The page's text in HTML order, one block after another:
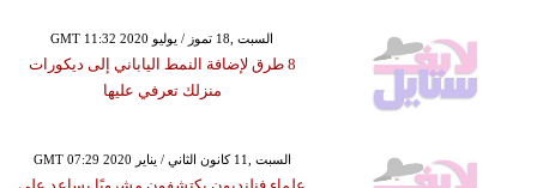
GMT 11:32 2020 السبت ,18 تموز / يوليو
8 طرق لإضافة النمط الياباني إلى ديكورات
منزلك تعرفي عليها
GMT 07:29 2020 السبت ,11 كانون الثاني / يناير